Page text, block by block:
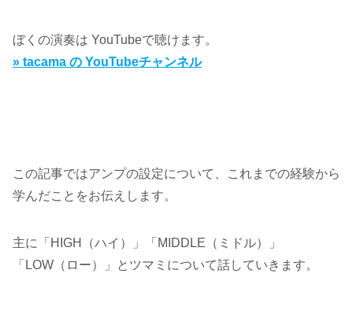
ぼくの演奏は YouTubeで聴けます。
» tacama の YouTubeチャンネル
この記事ではアンプの設定について、これまでの経験から
学んだことをお伝えします。
主に「HIGH（ハイ）」「MIDDLE（ミドル）」
「LOW（ロー）」とツマミについて話していきます。